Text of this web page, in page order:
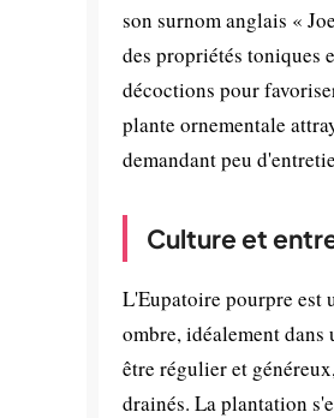
son surnom anglais «
des propriétés toniques
décoctions pour
plante ornementale
demandant peu
Culture et
L'Eupatoire pourpre est
ombre, idéalement
être régulier et
drainés. La plantation